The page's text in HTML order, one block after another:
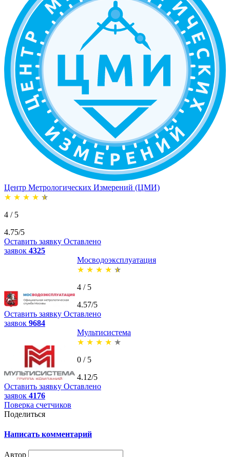
Центр Метрологических Измерений (ЦМИ)
★ ★ ★ ★ ★
4 / 5
4.75/5
Оставить заявку Оставлено
заявок 4325
Мосводоэксплуатация
★ ★ ★ ★ ★
4 / 5
4.57/5
Оставить заявку Оставлено
заявок 9684
Мультисистема
★ ★ ★ ★ ★
0 / 5
4.12/5
Оставить заявку Оставлено
заявок 4176
Поверка счетчиков
Поделиться
Написать комментарий
Автор